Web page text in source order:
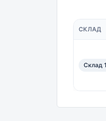
СКЛАД
Склад